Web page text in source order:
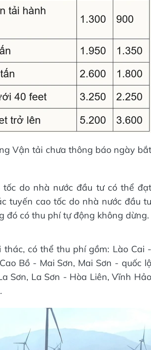
Vận tải chưa thông báo ngày bắt
do nhà nước đầu tư có thể đạt
tuyến cao tốc do nhà nước đầu tư
đó có thu phí tự động không dừng.
có thể thu phí gồm: Lào Cai -
Bồ - Mai Sơn, Mai Sơn - quốc lộ
Sơn, La Sơn - Hòa Liên, Vĩnh Hảo